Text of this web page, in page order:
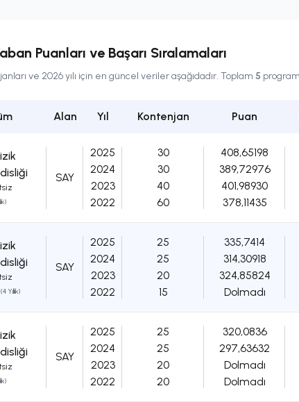
Puanları ve Başarı Sıralamaları
ve 2026 yılı için en güncel veriler aşağıdadır. Toplam 5
Alan Yıl Kontenjan Puan
SAY
2025
2024
2023
2022
30
30
40
60
408,65198
389,72976
401,98930
378,11435
Yıllık)
SAY
2025
2024
2023
2022
25
25
20
15
335,7414
314,30918
324,85824
Dolmadı
SAY
2025
2024
2023
2022
25
25
20
20
320,0836
297,63632
Dolmadı
Dolmadı